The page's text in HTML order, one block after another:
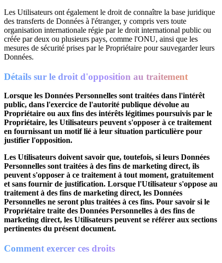
Les Utilisateurs ont également le droit de connaître la base juridique
des transferts de Données à l'étranger, y compris vers toute
organisation internationale régie par le droit international public ou
créée par deux ou plusieurs pays, comme l'ONU, ainsi que les
mesures de sécurité prises par le Propriétaire pour sauvegarder leurs
Données.
Détails sur le droit d'opposition au traitement
Lorsque les Données Personnelles sont traitées dans l'intérêt
public, dans l'exercice de l'autorité publique dévolue au
Propriétaire ou aux fins des intérêts légitimes poursuivis par le
Propriétaire, les Utilisateurs peuvent s'opposer à ce traitement
en fournissant un motif lié à leur situation particulière pour
justifier l'opposition.
Les Utilisateurs doivent savoir que, toutefois, si leurs Données
Personnelles sont traitées à des fins de marketing direct, ils
peuvent s'opposer à ce traitement à tout moment, gratuitement
et sans fournir de justification. Lorsque l'Utilisateur s'oppose au
traitement à des fins de marketing direct, les Données
Personnelles ne seront plus traitées à ces fins. Pour savoir si le
Propriétaire traite des Données Personnelles à des fins de
marketing direct, les Utilisateurs peuvent se référer aux sections
pertinentes du présent document.
Comment exercer ces droits